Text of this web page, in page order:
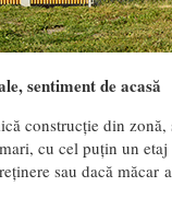
sentiment de acasă
construcție din
cu cel puțin un
sau dacă măcar